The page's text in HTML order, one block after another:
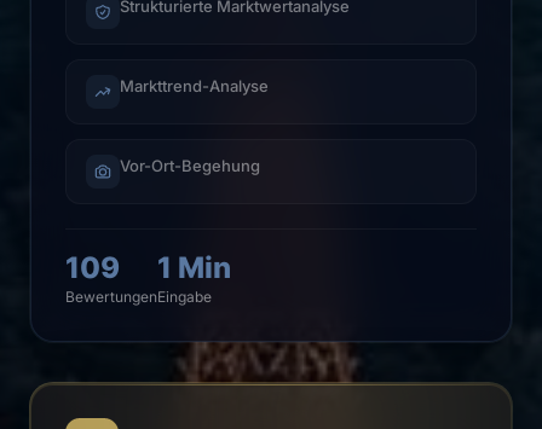
Strukturierte Marktwertanalyse
Markttrend-Analyse
Vor-Ort-Begehung
109
Bewertungen
1 Min
Eingabe